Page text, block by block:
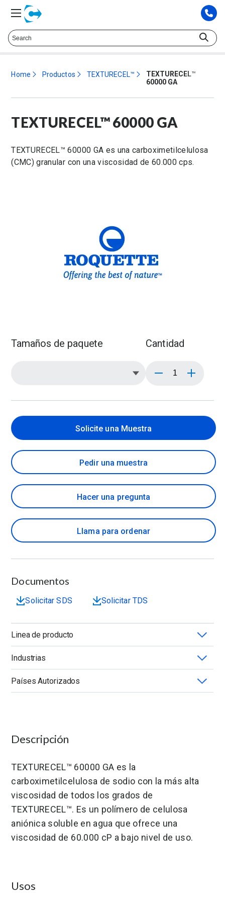
425.372.9573
Home Productos TEXTURECEL™
TEXTURECEL™
60000 GA
TEXTURECEL™ 60000 GA
TEXTURECEL™ 60000 GA es una carboximetilcelulosa
(CMC) granular con una viscosidad de 60.000 cps.
Tamaños de paquete Cantidad
Solicite una Muestra
Pedir una muestra
Hacer una pregunta
Llama para ordenar
Documentos
Solicitar SDS Solicitar TDS
Linea de producto
TEXTURECEL™
Industrias
Aplicación Compatibilidad con Solventes
Países Autorizados
Descripción
TEXTURECEL™ 60000 GA es la
carboximetilcelulosa de sodio con la más alta
viscosidad de todos los grados de
TEXTURECEL™. Es un polímero de celulosa
aniónica soluble en agua que ofrece una
viscosidad de 60.000 cP a bajo nivel de uso.
Usos